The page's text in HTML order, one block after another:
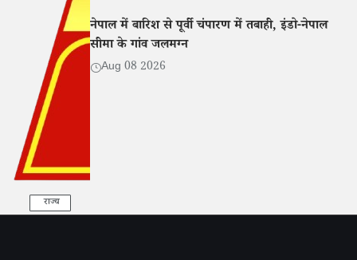
राज्य
नेपाल में बारिश से पूर्वी चंपारण में तबाही, इंडो-नेपाल
सीमा के गांव जलमग्न
Aug 08 2026